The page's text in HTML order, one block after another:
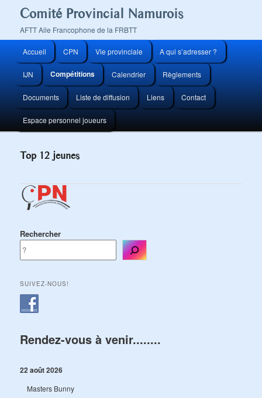
Comité Provincial Namurois
AFTT Aile Francophone de la FRBTT
principal
Aller
au
contenu
principal
Accueil CPN Vie provinciale A qui s’adresser ?
IJN Compétitions Calendrier Règlements
Documents Liste de diffusion Liens Contact
Espace personnel joueurs
Top 12 jeunes
Rechercher
SUIVEZ-NOUS!
Rendez-vous à venir........
22 août 2026
Masters Bunny